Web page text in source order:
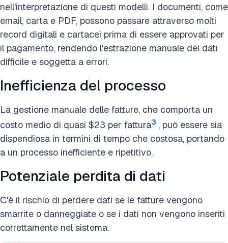
nell'interpretazione di questi modelli. I documenti, come
email, carta e PDF, possono passare attraverso molti
record digitali e cartacei prima di essere approvati per
il pagamento, rendendo l'estrazione manuale dei dati
difficile e soggetta a errori.
Inefficienza del processo
La gestione manuale delle fatture, che comporta un
costo medio di quasi $23 per fattura3 , può essere sia
dispendiosa in termini di tempo che costosa, portando
a un processo inefficiente e ripetitivo.
Potenziale perdita di dati
C'è il rischio di perdere dati se le fatture vengono
smarrite o danneggiate o se i dati non vengono inseriti
correttamente nel sistema.